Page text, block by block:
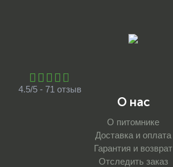
4.5/5 - 71 отзыв
О нас
О питомнике
Доставка и оплата
Гарантия и возврат
Отследить заказ